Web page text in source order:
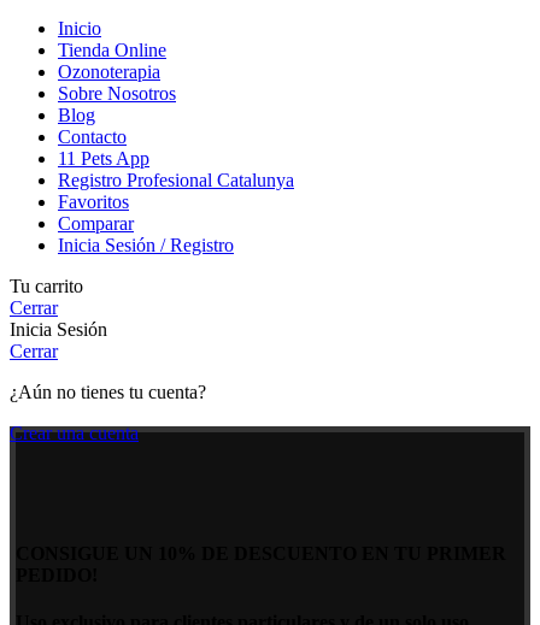
Inicio
Tienda Online
Ozonoterapia
Sobre Nosotros
Blog
Contacto
11 Pets App
Registro Profesional Catalunya
Favoritos
Comparar
Inicia Sesión / Registro
Tu carrito
Cerrar
Inicia Sesión
Cerrar
¿Aún no tienes tu cuenta?
Crear una cuenta